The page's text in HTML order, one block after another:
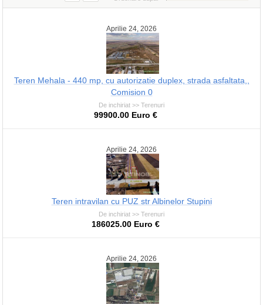
Aprilie 24, 2026
Teren Mehala - 440 mp, cu autorizatie duplex, strada asfaltata,,
Comision 0
De inchiriat >> Terenuri
99900.00 Euro €
Aprilie 24, 2026
Teren intravilan cu PUZ str Albinelor Stupini
De inchiriat >> Terenuri
186025.00 Euro €
Aprilie 24, 2026